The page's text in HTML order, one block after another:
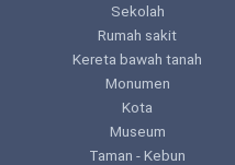
Sekolah
Rumah sakit
Kereta bawah tanah
Monumen
Kota
Museum
Taman - Kebun